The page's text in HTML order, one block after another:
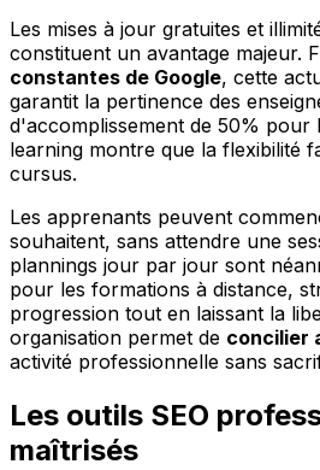
Les mises à jour gratuites et
constituent un avantage majeur.
constantes de Google, cette
garantit la pertinence des
d'accomplissement de 50% pour
learning montre que la flexibilité
cursus.
Les apprenants peuvent
souhaitent, sans attendre une
plannings jour par jour sont
pour les formations à distance,
progression tout en laissant la
organisation permet de concilier
activité professionnelle sans
Les outils SEO
maîtrisés